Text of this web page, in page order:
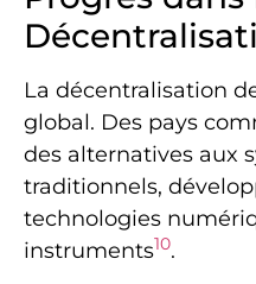
La décentralisation
global. Des pays
des alternatives aux
traditionnels,
technologies
instruments10.